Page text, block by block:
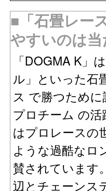
■「石畳レー
やすいのは
「DOGMA K」
ル」といった石
ス で勝つため
プロチーム の
はプロレースの
ような過酷なロ
賛されています
辺とチェーンス